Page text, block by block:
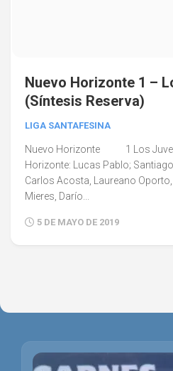
Nuevo Horizonte 1 –
(Síntesis Reserva)
LIGA SANTAFESINA
Nuevo Horizonte 1 Los
Horizonte: Lucas Pablo;
Carlos Acosta, Laureano
Mieres, Darío...
5 DE MAYO DE 2019